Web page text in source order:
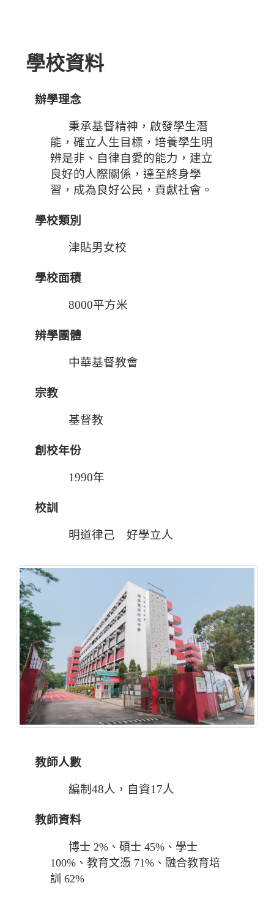
學校資料
辦學理念
秉承基督精神，啟發學生潛
能，確立人生目標，培養學生明
辨是非、自律自愛的能力，建立
良好的人際關係，達至終身學
習，成為良好公民，貢獻社會。
學校類別
津貼男女校
學校面積
8000平方米
辨學團體
中華基督教會
宗教
基督教
創校年份
1990年
校訓
明道律己 好學立人
教師人數
編制48人，自資17人
教師資料
博士 2%、碩士 45%、學士
100%、教育文憑 71%、融合教育培
訓 62%